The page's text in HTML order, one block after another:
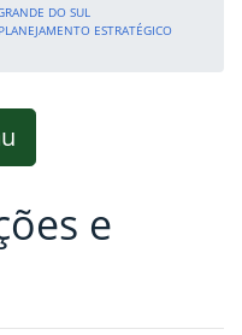
DO SUL
PLANEJAMENTO ESTRATÉGICO
e